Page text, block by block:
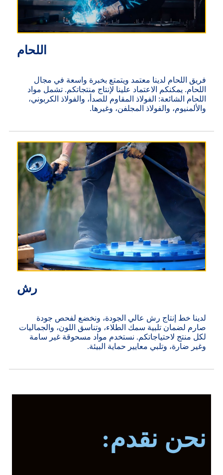
اللحام
فريق اللحام لدينا معتمد ويتمتع بخبرة واسعة في مجال
اللحام. يمكنكم الاعتماد علينا لإنتاج منتجاتكم. تشمل مواد
اللحام الشائعة: الفولاذ المقاوم للصدأ، والفولاذ الكربوني،
والألمنيوم، والفولاذ المجلفن، وغيرها.
رش
لدينا خط إنتاج رش عالي الجودة، ونخضع لفحص جودة
صارم لضمان تلبية سمك الطلاء، وتناسق اللون، والجماليات
لكل منتج لاحتياجاتكم. نستخدم مواد مسحوقة غير سامة
وغير ضارة، وتلبي معايير حماية البيئة.
نحن نقدم: